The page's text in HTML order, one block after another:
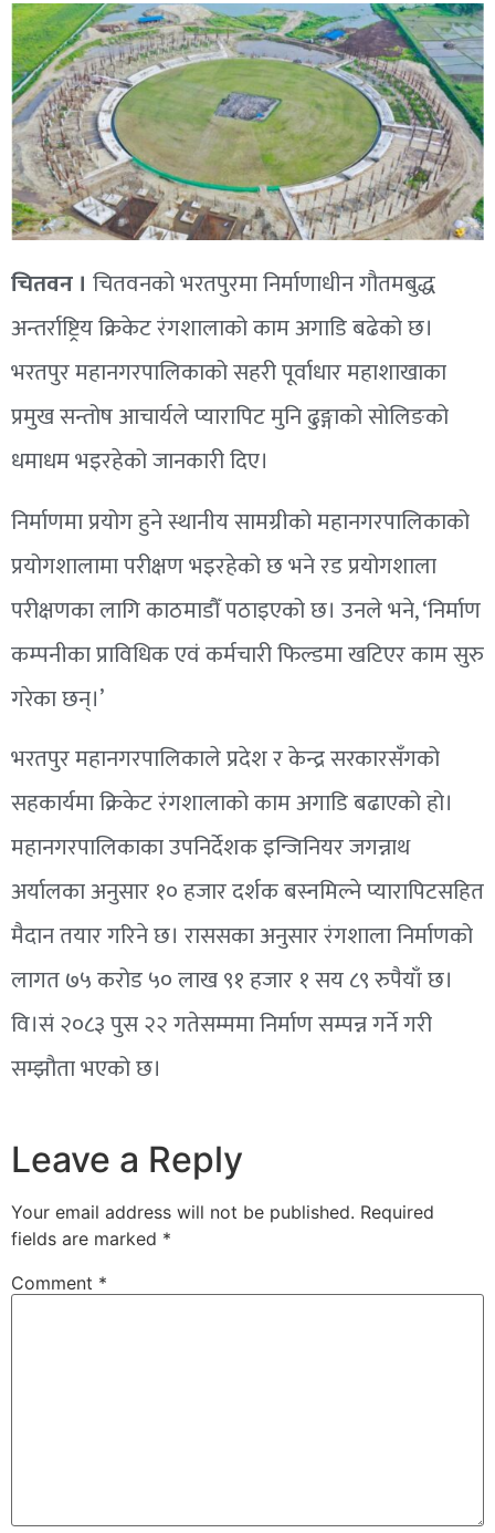
चितवन । चितवनको भरतपुरमा निर्माणाधीन गौतमबुद्ध
अन्तर्राष्ट्रिय क्रिकेट रंगशालाको काम अगाडि बढेको छ।
भरतपुर महानगरपालिकाको सहरी पूर्वाधार महाशाखाका
प्रमुख सन्तोष आचार्यले प्यारापिट मुनि ढुङ्गाको सोलिङको
धमाधम भइरहेको जानकारी दिए।
निर्माणमा प्रयोग हुने स्थानीय सामग्रीको महानगरपालिकाको
प्रयोगशालामा परीक्षण भइरहेको छ भने रड प्रयोगशाला
परीक्षणका लागि काठमाडौँ पठाइएको छ। उनले भने, ‘निर्माण
कम्पनीका प्राविधिक एवं कर्मचारी फिल्डमा खटिएर काम सुरु
गरेका छन्।’
भरतपुर महानगरपालिकाले प्रदेश र केन्द्र सरकारसँगको
सहकार्यमा क्रिकेट रंगशालाको काम अगाडि बढाएको हो।
महानगरपालिकाका उपनिर्देशक इन्जिनियर जगन्नाथ
अर्यालका अनुसार १० हजार दर्शक बस्नमिल्ने प्यारापिटसहित
मैदान तयार गरिने छ। राससका अनुसार रंगशाला निर्माणको
लागत ७५ करोड ५० लाख ९१ हजार १ सय ८९ रुपैयाँ छ।
वि।सं २०८३ पुस २२ गतेसम्ममा निर्माण सम्पन्न गर्ने गरी
सम्झौता भएको छ।
Leave a Reply
Your email address will not be published. Required
fields are marked *
Comment *